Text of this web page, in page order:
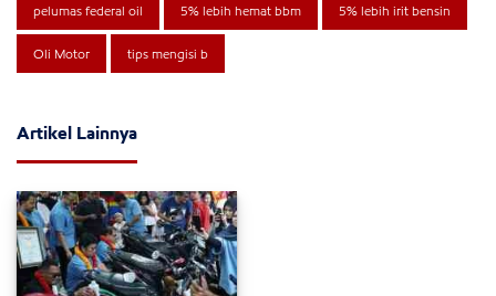
pelumas federal oil 5% lebih hemat bbm 5% lebih irit bensin
Oli Motor tips mengisi b
Artikel Lainnya